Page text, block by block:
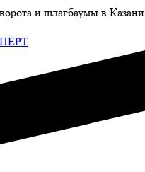
и шлагбаумы в Казани